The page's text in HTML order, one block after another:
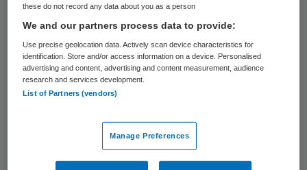
voor leden van brancheorganisaties ActiZ,
GGZ Nederland, NFU, NVZ en VGN. Wat
betekent dit voor uw organisatie? Hoe gaat
u invulling geven aan de principes van de
code? De adviseurs van Leeuwendaal
begeleiden in dit proces.
these do not record any data about you as a person
We and our partners process data to provide:
Use precise geolocation data. Actively scan device characteristics for
identification. Store and/or access information on a device. Personalised
advertising and content, advertising and content measurement, audience
research and services development.
List of Partners (vendors)
Manage Preferences